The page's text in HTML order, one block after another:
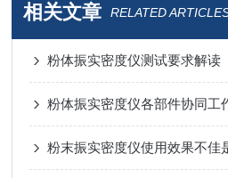
相关文章 RELATED
粉体振实密度仪测试要求解读
粉体振实密度仪各部件协同工
粉末振实密度仪使用效果不佳